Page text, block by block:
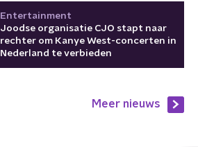
Entertainment
Joodse organisatie CJO stapt naar
rechter om Kanye West-concerten in
Nederland te verbieden
Meer nieuws